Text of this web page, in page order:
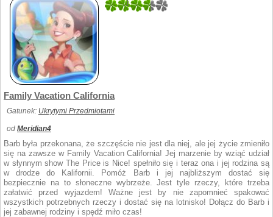
1
Family Vacation California
Gatunek: Ukrytymi Przedmiotami
od Meridian4
Barb była przekonana, że szczęście nie jest dla niej, ale jej życie zmieniło
się na zawsze w Family Vacation California! Jej marzenie by wziąć udział
w słynnym show The Price is Nice! spełniło się i teraz ona i jej rodzina są
w drodze do Kalifornii. Pomóż Barb i jej najbliższym dostać się
bezpiecznie na to słoneczne wybrzeże. Jest tyle rzeczy, które trzeba
załatwić przed wyjazdem! Ważne jest by nie zapomnieć spakować
wszystkich potrzebnych rzeczy i dostać się na lotnisko! Dołącz do Barb i
jej zabawnej rodziny i spędź miło czas!